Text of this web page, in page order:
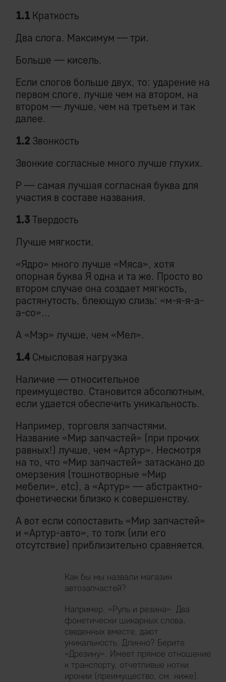
1.1 Краткость
Два слога. Максимум — три.
Больше — кисель.
Если слогов больше двух, то: ударение на
первом слоге, лучше чем на втором, на
втором — лучше, чем на третьем и так
далее.
1.2 Звонкость
Звонкие согласные много лучше глухих.
Р — самая лучшая согласная буква для
участия в составе названия.
1.3 Твердость
Лучше мягкости.
«Ядро» много лучше «Мяса», хотя
опорная буква Я одна и та же. Просто во
втором случае она создает мягкость,
растянутость, блеющую слизь: «м-я-я-а-
а-со»...
А «Мэр» лучше, чем «Мел».
1.4Смысловая нагрузка
Наличие — относительное
преимущество. Становится абсолютным,
если удается обеспечить уникальность.
Например, торговля запчастями.
Название «Мир запчастей» (при прочих
равных!) лучше, чем «Артур». Несмотря
на то, что «Мир запчастей» затаскано до
омерзения (тошнотворные «Мир
мебели», etc), а «Артур» — абстрактно-
фонетически близко к совершенству.
А вот если сопоставить «Мир запчастей»
и «Артур-авто», то толк (или его
отсутствие) приблизительно сравняется.
Как бы мы назвали магазин
автозапчастей?
Например, «Руль и резина». Два
фонетически шикарных слова,
сведенных вместе, дают
уникальность. Длинно? Берите
«Дрезину». Имеет прямое отношение
к транспорту, отчетливые нотки
иронии (преимущество, см. ниже).